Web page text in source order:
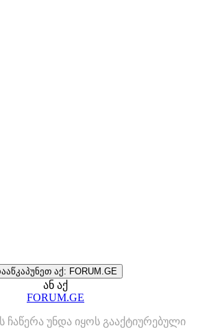
აქ: FORUM.GE
ან აქ
FORUM.GE
ჩაწერა უნდა იყოს გააქტიურებული